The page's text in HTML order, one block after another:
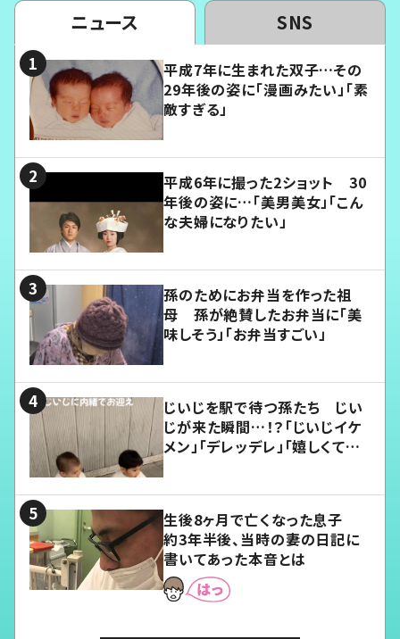
ニュース SNS
平成7年に生まれた双子…その
29年後の姿に「漫画みたい」「素
敵すぎる」
平成6年に撮った2ショット 30
年後の姿に…「美男美女」「こん
な夫婦になりたい」
孫のためにお弁当を作った祖
母 孫が絶賛したお弁当に「美
味しそう」「お弁当すごい」
じいじを駅で待つ孫たち じい
じが来た瞬間…！？「じいじイケ
メン」「デレッデレ」「嬉しくて可
生後8ヶ月で亡くなった息子
約3年半後、当時の妻の日記に
書いてあった本音とは